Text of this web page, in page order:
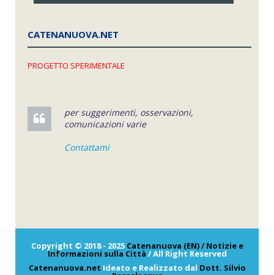
CATENANUOVA.NET
PROGETTO SPERIMENTALE
per suggerimenti, osservazioni,
comunicazioni varie
Contattami
Copyright © 2018 - 2025 Catenanuova (EN) / Notizie e
Informazioni sulla Città / All Right Reserved
Catenanuova.net Ideato e Realizzato dal Dott. Silvio